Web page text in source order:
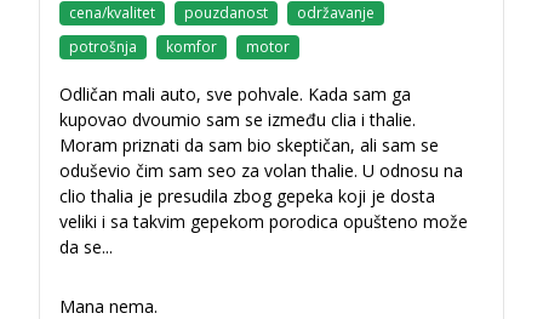
cena/kvalitet pouzdanost
održavanje
potrošnja
komfor motor
Odličan mali auto, sve pohvale. Kada sam ga
kupovao dvoumio sam se između clia i thalie.
Moram priznati da sam bio skeptičan, ali sam se
oduševio čim sam seo za volan thalie. U odnosu na
clio thalia je presudila zbog gepeka koji je dosta
veliki i sa takvim gepekom porodica opušteno može
da se...
Mana nema.